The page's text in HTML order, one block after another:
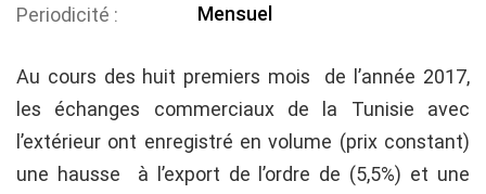
Periodicité Mensuel
Au cours des huit premiers mois de l’année 2017,
les échanges commerciaux de la Tunisie avec
l’extérieur ont enregistré en volume (prix constant)
une hausse à l’export de l’ordre de (5,5%) et une